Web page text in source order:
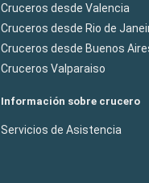
Cruceros desde Valencia
Cruceros desde Rio de
Cruceros desde Buenos
Cruceros Valparaiso
Información sobre crucero
Servicios de Asistencia